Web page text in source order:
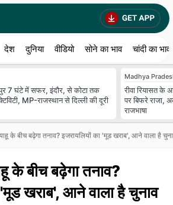
देश दुनिया वीडियो सोने का भाव चांदी का भाव
7 घंटे में सफर, इंदौर, से कोटा तक
MP-राजस्थान से दिल्ली की दूरी
Madhya
रीवा रियासत के
पर बिफरे राजा,
राजभाषा
के बीच बढ़ेगा तनाव? इजरायलियों का 'मूड खराब', आने वाला है
के बीच बढ़ेगा तनाव?
खराब', आने वाला है चुनाव